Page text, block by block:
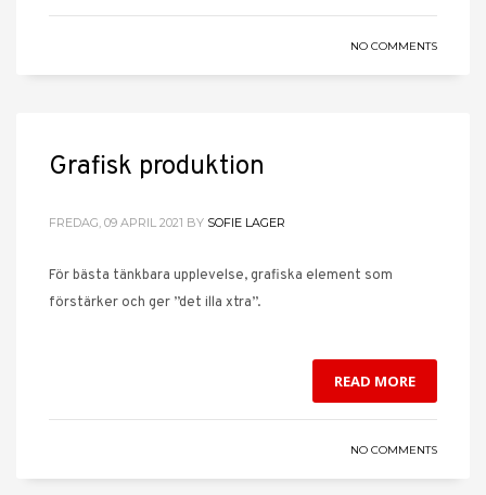
NO COMMENTS
Grafisk produktion
FREDAG, 09 APRIL 2021 BY SOFIE LAGER
För bästa tänkbara upplevelse, grafiska element som
förstärker och ger ”det illa xtra”.
READ MORE
NO COMMENTS